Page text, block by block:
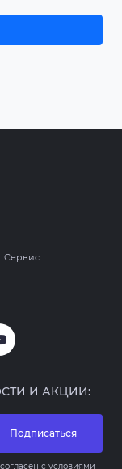
Сервис
И АКЦИИ:
Подписаться
с условиями